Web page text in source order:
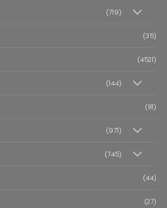
(719)
(35)
(4521)
(144)
(81)
(971)
(745)
(44)
(27)